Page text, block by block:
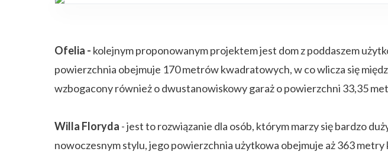
Ofelia - kolejnym proponowanym projektem jest dom z poddaszem
powierzchnia obejmuje 170 metrów kwadratowych, w co wlicza się
wzbogacony również o dwustanowiskowy garaż o powierzchni 33,35
Willa Floryda - jest to rozwiązanie dla osób, którym marzy się bardzo
nowoczesnym stylu, jego powierzchnia użytkowa obejmuje aż 363